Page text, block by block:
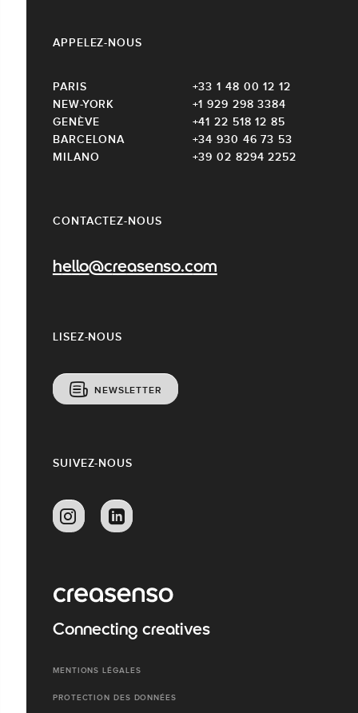
CONTACTEZ-NOUS
hello@creasenso.com
LISEZ-NOUS
NEWSLETTER
APPELEZ-NOUS
PARIS
+33 1 48 00 12 12
NEW-YORK
+1 929 298 3384
GENÈVE
+41 22 518 12 85
BARCELONA
+34 930 46 73 53
MILANO
+39 02 8294 2252
SUIVEZ-NOUS
Connecting creatives
MENTIONS LÉGALES
PROTECTION DES DONNÉES